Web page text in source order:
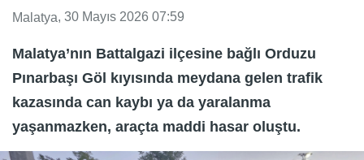
Malatya, 30 Mayıs 2026 07:59
Malatya’nın Battalgazi ilçesine bağlı Orduzu
Pınarbaşı Göl kıyısında meydana gelen trafik
kazasında can kaybı ya da yaralanma
yaşanmazken, araçta maddi hasar oluştu.